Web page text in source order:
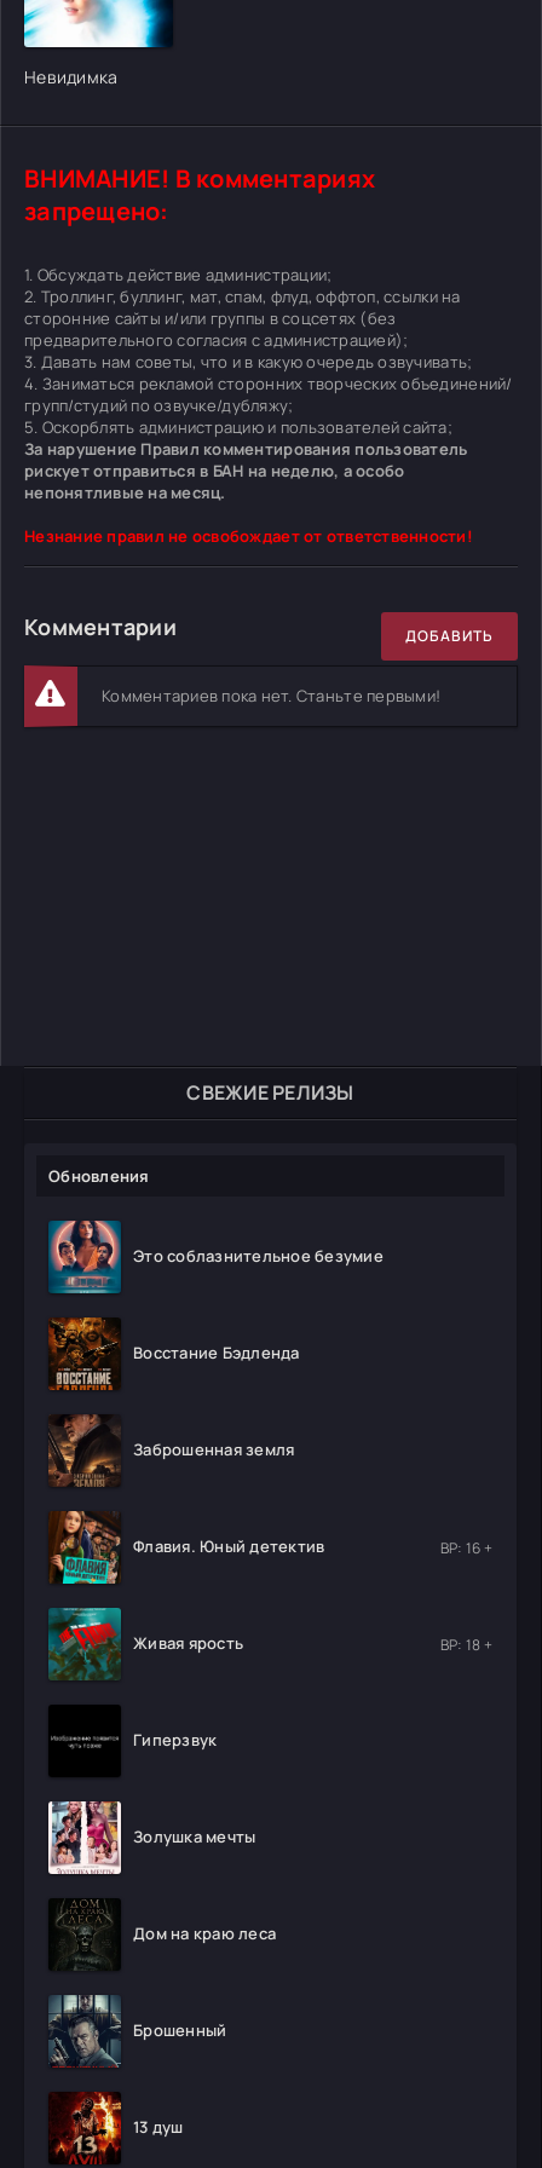
СВЕЖИЕ РЕЛИЗЫ
Обновления
Это соблазнительное безумие
Восстание Бэдленда
Заброшенная земля
Флавия. Юный детектив ВР: 16 +
Живая ярость ВР: 18 +
Гиперзвук
Золушка мечты
Дом на краю леса
Брошенный
13 душ
[/xfgiven_cvh_poster_urlcvh_poster_url]
Невидимка
ВНИМАНИЕ! В комментариях
запрещено:
1. Обсуждать действие администрации;
2. Троллинг, буллинг, мат, спам, флуд, оффтоп, ссылки на
сторонние сайты и/или группы в соцсетях (без
предварительного согласия с администрацией);
3. Давать нам советы, что и в какую очередь озвучивать;
4. Заниматься рекламой сторонних творческих объединений/
групп/студий по озвучке/дубляжу;
5. Оскорблять администрацию и пользователей сайта;
За нарушение Правил комментирования пользователь
рискует отправиться в БАН на неделю, а особо
непонятливые на месяц.
Незнание правил не освобождает от ответственности!
Комментарии ДОБАВИТЬ
Комментариев пока нет. Станьте первыми!